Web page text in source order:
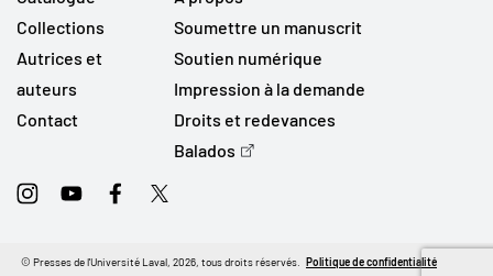
Collections
Autrices et
auteurs
Contact
Soumettre un manuscrit
Soutien numérique
Impression à la demande
Droits et redevances
Balados
InstagramYoutubeFacebookTwitter
© Presses de l'Université Laval, 2026, tous droits réservés. Politique de confidentialité